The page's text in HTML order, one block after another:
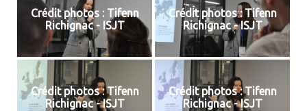
Crédit photos : Tifenn
Richignac - ISJT
Crédit photos : Tifenn
Richignac - ISJT
Crédit photos : Tifenn
Richignac - ISJT
Crédit photos : Tifenn
Richignac - ISJT